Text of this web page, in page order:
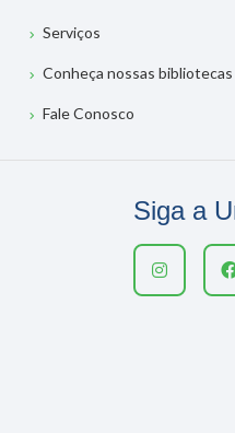
Serviços
Conheça nossas bibliotecas
Fale Conosco
Siga a